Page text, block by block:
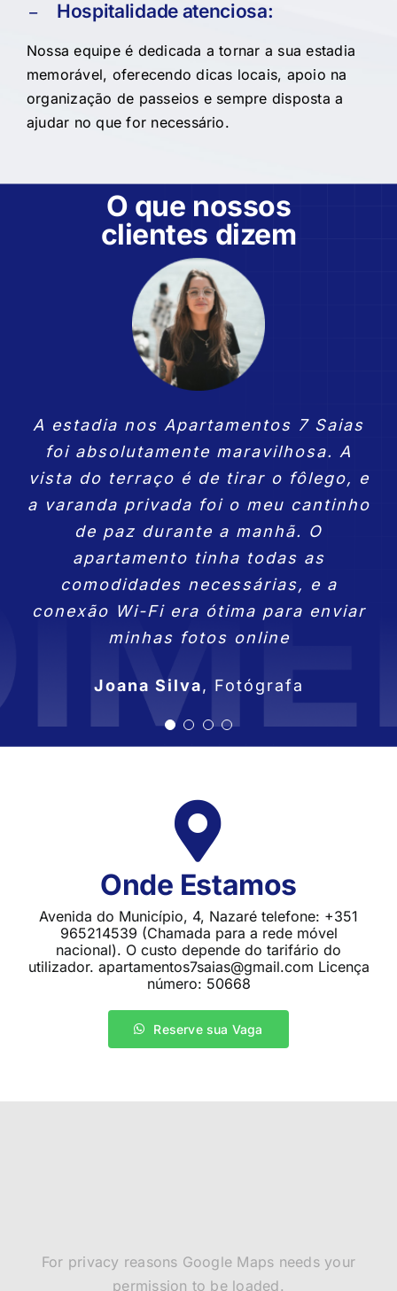
Hospitalidade atenciosa:
Nossa equipe é dedicada a tornar a sua estadia
memorável, oferecendo dicas locais, apoio na
organização de passeios e sempre disposta a
ajudar no que for necessário.
O que nossos
clientes dizem
A estadia nos Apartamentos 7 Saias
foi absolutamente maravilhosa. A
vista do terraço é de tirar o fôlego, e
a varanda privada foi o meu cantinho
de paz durante a manhã. O
apartamento tinha todas as
comodidades necessárias, e a
conexão Wi-Fi era ótima para enviar
minhas fotos online
Joana Silva, Fotógrafa
Como viajo frequentemente por
trabalho, encontrar um lugar como
os Apartamentos 7 Saias foi perfeito.
O espaço é confortável e bem
equipado, ideal para relaxar após um
dia longo. A localização central
também facilitou muito meu acesso a
diferentes pontos da cidade.
Minha experiência nos Apartamentos
7 Saias foi excepcional. A cozinha
estava bem equipada para minhas
necessidades, e acordar com a vista
da praia da Nazaré foi revitalizante.
Definitivamente, um dos melhores
lugares que já fiquei!
Lara Fontes Professora
Os Apartamentos 7 Saias ofereceram
uma experiência incrível. O interior é
moderno e aconchegante, e o
terraço com vista para o mar é
simplesmente espetacular. Foi
inspirador acordar com tal paisagem
e trabalhar com tanta beleza ao
redor.
Onde Estamos
Avenida do Município, 4, Nazaré telefone: +351
965214539 (Chamada para a rede móvel
nacional). O custo depende do tarifário do
utilizador. apartamentos7saias@gmail.com Licença
número: 50668
permission to be loaded.